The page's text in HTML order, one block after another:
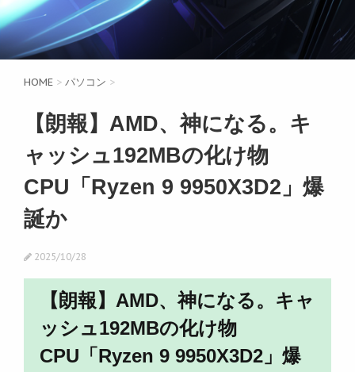
HOME > パソコン >
【朗報】AMD、神になる。キ
ャッシュ192MBの化け物
CPU「Ryzen 9 9950X3D2」爆
誕か
2025/10/28
【朗報】AMD、神になる。キャ
ッシュ192MBの化け物
CPU「Ryzen 9 9950X3D2」爆